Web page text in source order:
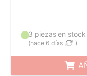
3 piezas en stock
(hace 6 días )